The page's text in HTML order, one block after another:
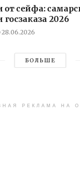
сейфа:
госзаказа 2026
28.06.2026
БОЛЬШЕ
РЕКЛАМА НА